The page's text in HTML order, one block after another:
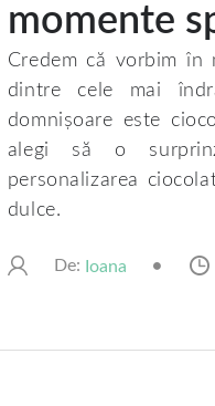
momente
Credem că vorbim în
dintre cele mai
domnișoare este
alegi să o
personalizarea
dulce.
De: Ioana